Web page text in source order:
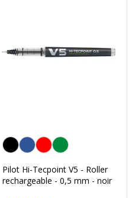
Noir
Pilot Hi-Tecpoint V5 - Roller
rechargeable - 0,5 mm - noir